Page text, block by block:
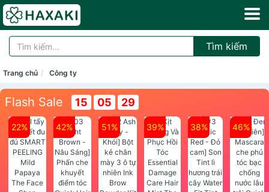
Tìm kiếm
Trang chủ Công ty
Flash Sale 15 05 29
22% 42% 51% 39% 38% 46%